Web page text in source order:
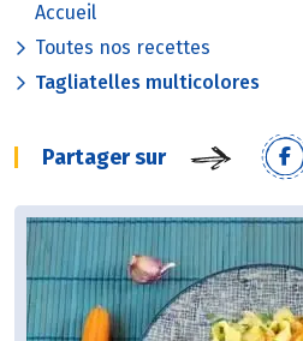
Accueil
Toutes nos recettes
Tagliatelles multicolores
Partager sur